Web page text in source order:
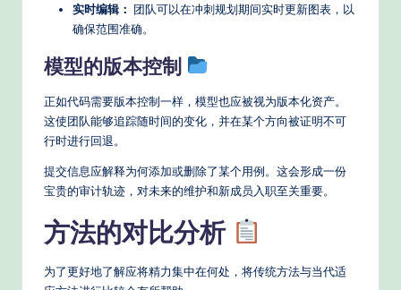
实时编辑： 团队可以在冲刺规划期间实时更新图表，以
确保范围准确。
模型的版本控制
正如代码需要版本控制一样，模型也应被视为版本化资产。
这使团队能够追踪随时间的变化，并在某个方向被证明不可
行时进行回退。
提交信息应解释为何添加或删除了某个用例。这会形成一份
宝贵的审计轨迹，对未来的维护和新成员入职至关重要。
方法的对比分析
为了更好地了解应将精力集中在何处，将传统方法与当代适